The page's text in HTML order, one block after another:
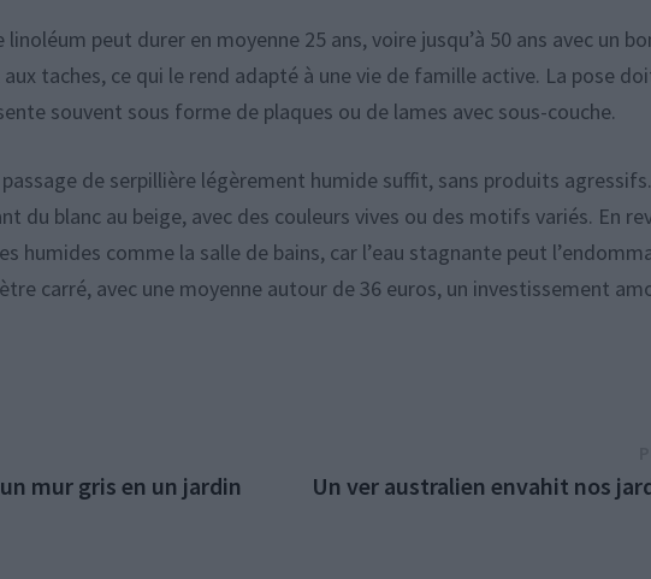
peut durer en moyenne 25 ans, voire jusqu’à 50 ans avec un
taches, ce qui le rend adapté à une vie de famille active. La pose
souvent sous forme de plaques ou de lames avec sous-couche.
de serpillière légèrement humide suffit, sans produits
du blanc au beige, avec des couleurs vives ou des motifs variés. En
humides comme la salle de bains, car l’eau stagnante peut
carré, avec une moyenne autour de 36 euros, un investissement
:
mur gris en un jardin
Un ver australien envahit nos